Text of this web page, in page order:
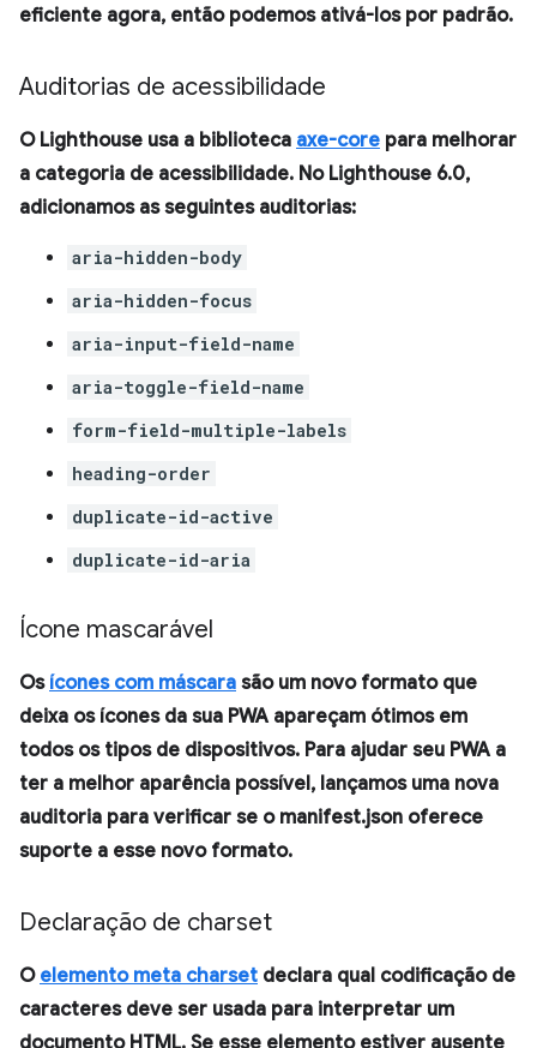
eficiente agora, então podemos ativá-los por padrão.
Auditorias de acessibilidade
O Lighthouse usa a biblioteca axe-core para melhorar
a categoria de acessibilidade. No Lighthouse 6.0,
adicionamos as seguintes auditorias:
aria-hidden-body
aria-hidden-focus
aria-input-field-name
aria-toggle-field-name
form-field-multiple-labels
heading-order
duplicate-id-active
duplicate-id-aria
Ícone mascarável
Os ícones com máscara são um novo formato que
deixa os ícones da sua PWA apareçam ótimos em
todos os tipos de dispositivos. Para ajudar seu PWA a
ter a melhor aparência possível, lançamos uma nova
auditoria para verificar se o manifest.json oferece
suporte a esse novo formato.
Declaração de charset
O elemento meta charset declara qual codificação de
caracteres deve ser usada para interpretar um
documento HTML. Se esse elemento estiver ausente